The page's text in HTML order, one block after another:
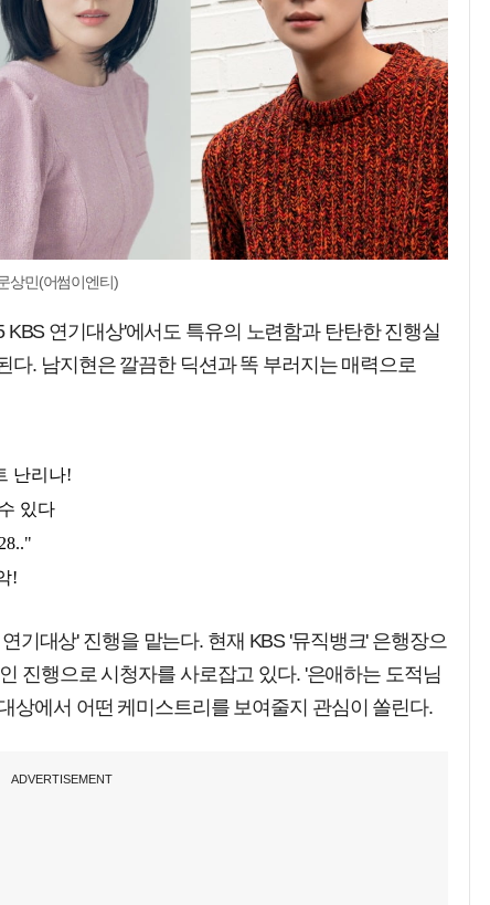
상민(어썸이엔티)
연기대상'에서도 특유의 노련함과 탄탄한 진행실
다. 남지현은 깔끔한 딕션과 똑 부러지는 매력으로
기대상' 진행을 맡는다. 현재 KBS '뮤직뱅크' 은행장으
진행으로 시청자를 사로잡고 있다. '은애하는 도적님
상에서 어떤 케미스트리를 보여줄지 관심이 쏠린다.
ADVERTISEMENT